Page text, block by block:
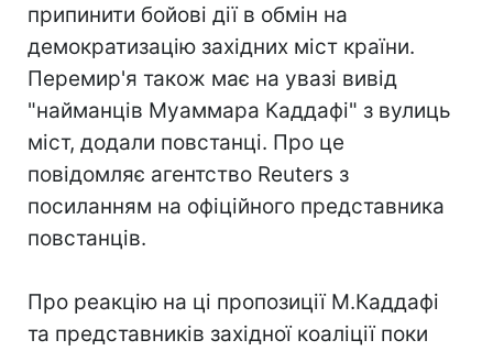
припинити бойові дії в обмін на
демократизацію західних міст країни.
Перемир'я також має на увазі вивід
"найманців Муаммара Каддафі" з вулиць
міст, додали повстанці. Про це
повідомляє агентство Reuters з
посиланням на офіційного представника
повстанців.
Про реакцію на ці пропозиції М.Каддафі
та представників західної коаліції поки